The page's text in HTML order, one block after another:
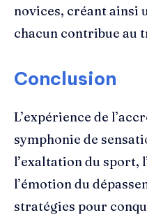
novices, créant ainsi
chacun contribue au
Conclusion
L’expérience de
symphonie de
l’exaltation du sport,
l’émotion du
stratégies pour